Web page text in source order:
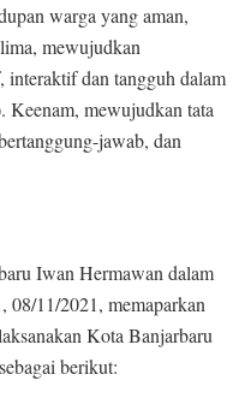
warga yang aman,
mewujudkan
interaktif dan tangguh dalam
Keenam, mewujudkan tata
jawab, dan
Iwan Hermawan dalam
11/2021, memaparkan
Kota Banjarbaru
berikut: